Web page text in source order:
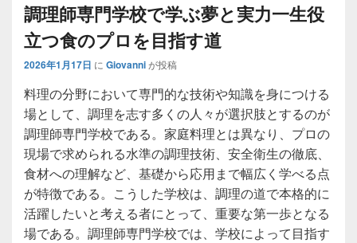
調理師専門学校で学ぶ夢と実力一生役
立つ食のプロを目指す道
2026年1月17日 に Giovanniが投稿
料理の分野において専門的な技術や知識を身につける
場として、調理を志す多くの人々が選択肢とするのが
調理師専門学校である。 家庭料理とは異なり、プロの
現場で求められる水準の調理技術、安全衛生の徹底、
食材への理解など、基礎から応用まで幅広く学べる点
が特徴である。こうした学校は、調理の道で本格的に
活躍したいと考える者にとって、重要な第一歩となる
場である。調理師専門学校では、学校によって目指す